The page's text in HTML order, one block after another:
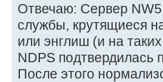
Отвечаю: Сервер
службы, крутящиеся
или энглиш (и на
NDPS подтвердилась
После этого